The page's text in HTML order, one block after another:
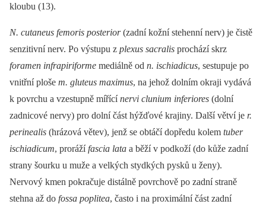
kloubu (13).
N. cutaneus femoris posterior(zadní kožní stehenní nerv) je čistě
senzitivní nerv. Po výstupu z plexus sacralis prochází skrz
foramen infrapiriforme mediálně od n. ischiadicus, sestupuje po
vnitřní ploše m. gluteus maximus, na jehož dolním okraji vydává
k povrchu a vzestupně mířícínervi clunium inferiores (dolní
zadnicové nervy) pro dolní část hýžďové krajiny. Další větví je r.
perinealis (hrázová větev), jenž se obtáčí dopředu kolem tuber
ischiadicum, prorážífascia lata a běží v podkoží (do kůže zadní
strany šourku u muže a velkých stydkých pysků u ženy).
Nervový kmen pokračuje distálně povrchově po zadní straně
stehna až do fossa poplitea, často i na proximální část zadní